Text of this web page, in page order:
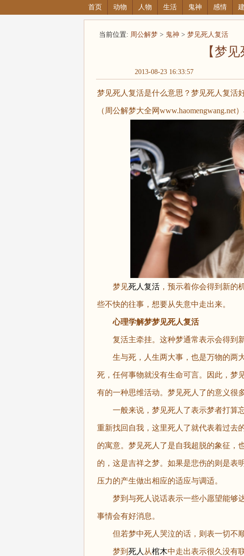
首页 动物 人物 生活 鬼神 感情
当前位置: 周公解梦> 鬼神 > 梦见死人复活
【梦
2013-08-23 16:33:57
梦见死人复活是什么意思？梦见死人复活
（周公解梦大全网
梦见死人复活，预示着你会得到新的
些不快的往事，想要从失意中走出来。
心理学解梦梦见死人复活
复活主牵挂。这种梦通常表示会得到新
生与死，人生两大事，也是万物的两
死，任何事物就没有生命可言。因此，梦
有的一种思维活动。梦见死人了的意义很
一般来说，梦见死人了表示梦者打算忘
重新找回自我，这里死人了就代表着过去
的寓意。梦见死人了是自我超脱的象征，
的，这是吉祥之梦。如果是悲伤的则是表
压力的产生做出相应的适应与调适。
梦到与死人说话表示一些小愿望能够
事情会有好消息。
但若梦中死人哭泣的话，则表一切不顺
梦到 死人 从棺木中走出表示很久没有